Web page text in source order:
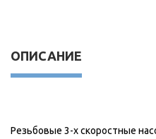
ОПИСАНИЕ
Резьбовые 3-х скоростные